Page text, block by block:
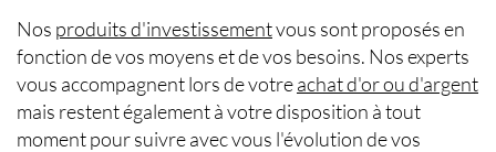
Nos produits d'investissementvous sont proposés en
fonction de vos moyens et de vos besoins. Nos experts
vous accompagnent lors de votreachat d'or ou d'argent
mais restent également à votre disposition à tout
moment pour suivre avec vous l'évolution de vos